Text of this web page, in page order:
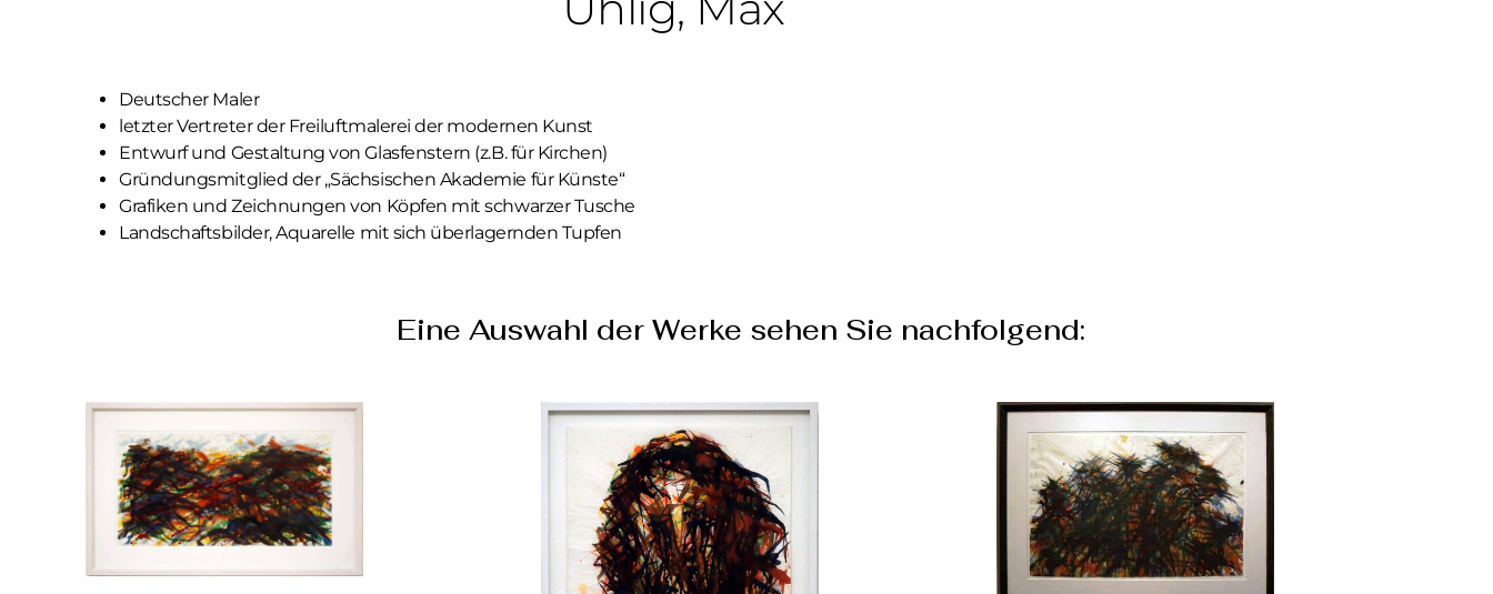
Nachricht (optional)
SENDEN
Deutscher Maler
letzter Vertreter der Freiluftmalerei der modernen Kunst
Entwurf und Gestaltung von Glasfenstern (z.B. für Kirchen)
Gründungsmitglied der „Sächsischen Akademie für Künste“
Grafiken und Zeichnungen von Köpfen mit schwarzer Tusche
Landschaftsbilder, Aquarelle mit sich überlagernden Tupfen
Eine Auswahl der Werke sehen Sie nachfolgend: